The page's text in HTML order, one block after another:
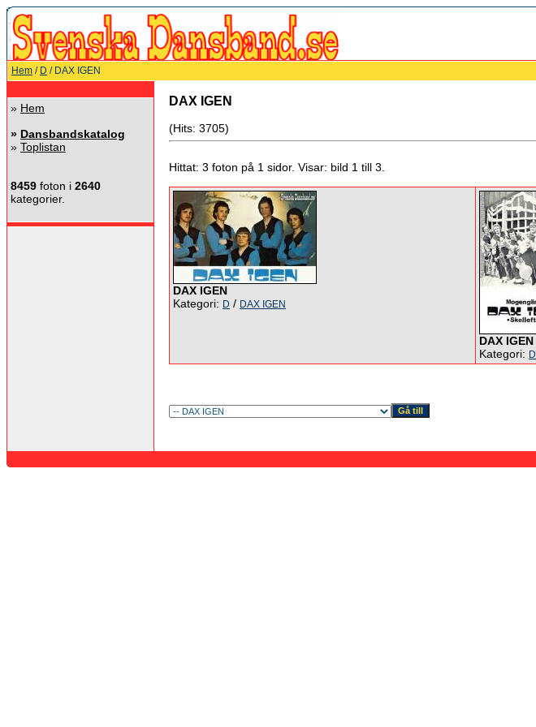
Hem / D / DAX IGEN
» Hem
» Dansbandskatalog
» Toplistan
8459 foton i 2640
kategorier.
DAX IGEN
(Hits: 3705)
Hittat: 3 foton på 1 sidor. Visar: bild 1 till 3.
DAX IGEN
Kategori: D / DAX IGEN
DAX IGEN
Kategori: D